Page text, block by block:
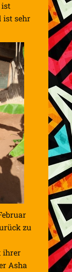
ist
ist sehr
zu
ihrer
Asha